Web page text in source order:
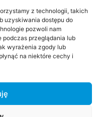
z technologii, takich
uzyskiwania dostępu do
pozwoli nam
przeglądania lub
wyrażenia zgody lub
na niektóre cechy i
STARE BABICE